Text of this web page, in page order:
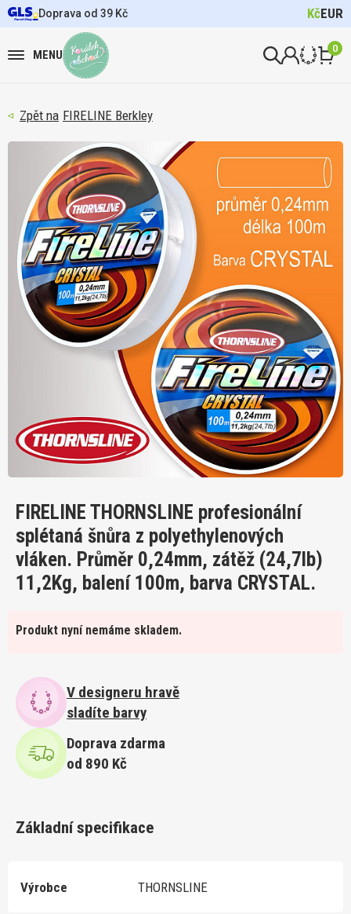
Doprava od 39 Kč KčEUR
MENU 0
FIRELINE Berkley
FIRELINE THORNSLINE profesionální
splétaná šnůra z polyethylenových
vláken. Průměr 0,24mm, zátěž (24,7lb)
11,2Kg, balení 100m, barva CRYSTAL.
Produkt nyní nemáme skladem.
V designeru hravě
sladíte barvy
Doprava zdarma
od 890 Kč
Základní specifikace
Výrobce THORNSLINE